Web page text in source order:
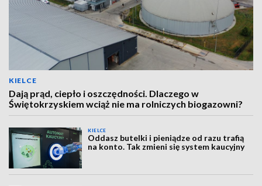
KIELCE
Dają prąd, ciepło i oszczędności. Dlaczego w
Świętokrzyskiem wciąż nie ma rolniczych biogazowni?
KIELCE
Oddasz butelki i pieniądze od razu trafią
na konto. Tak zmieni się system kaucyjny